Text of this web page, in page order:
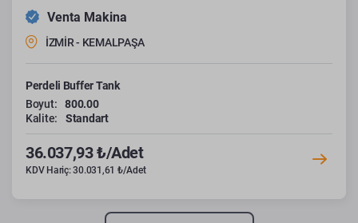
Venta Makina
İZMİR - KEMALPAŞA
Perdeli Buffer Tank
Boyut:
800.00
Kalite:
Standart
36.037,93 ₺/Adet
KDV Hariç: 30.031,61 ₺/Adet